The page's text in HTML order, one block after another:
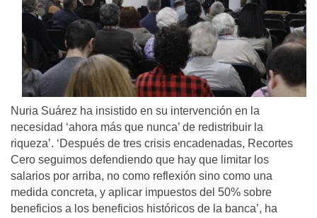
Nuria Suárez ha insistido en su intervención en la
necesidad ‘ahora más que nunca’ de redistribuir la
riqueza’. ‘Después de tres crisis encadenadas, Recortes
Cero seguimos defendiendo que hay que limitar los
salarios por arriba, no como reflexión sino como una
medida concreta, y aplicar impuestos del 50% sobre
beneficios a los beneficios históricos de la banca’, ha